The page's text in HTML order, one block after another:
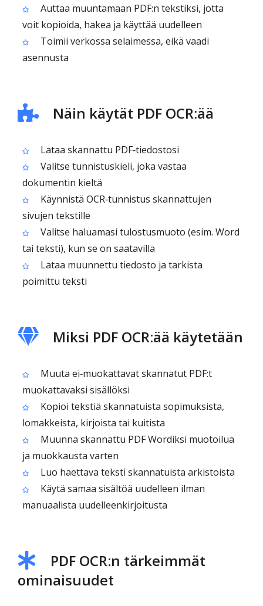
Auttaa muuntamaan PDF:n tekstiksi, jotta
voit kopioida, hakea ja käyttää uudelleen
Toimii verkossa selaimessa, eikä vaadi
asennusta
Näin käytät PDF OCR:ää
Lataa skannattu PDF‑tiedostosi
Valitse tunnistuskieli, joka vastaa
dokumentin kieltä
Käynnistä OCR‑tunnistus skannattujen
sivujen tekstille
Valitse haluamasi tulostusmuoto (esim. Word
tai teksti), kun se on saatavilla
Lataa muunnettu tiedosto ja tarkista
poimittu teksti
Miksi PDF OCR:ää käytetään
Muuta ei‑muokattavat skannatut PDF:t
muokattavaksi sisällöksi
Kopioi tekstiä skannatuista sopimuksista,
lomakkeista, kirjoista tai kuitista
Muunna skannattu PDF Wordiksi muotoilua
ja muokkausta varten
Luo haettava teksti skannatuista arkistoista
Käytä samaa sisältöä uudelleen ilman
manuaalista uudelleenkirjoitusta
PDF OCR:n tärkeimmät
ominaisuudet